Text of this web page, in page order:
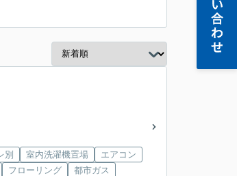
別 室内洗濯機置場
エアコン
フローリング 都市ガス